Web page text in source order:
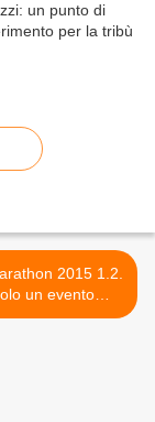
2015 1.2.
un evento
ma tante le